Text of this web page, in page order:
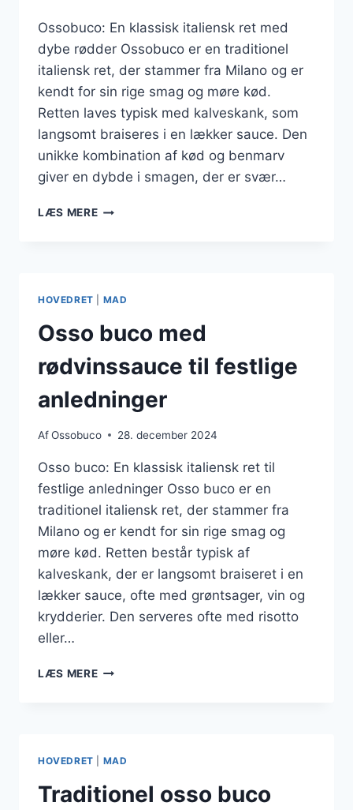
Ossobuco: En klassisk italiensk ret med
dybe rødder Ossobuco er en traditionel
italiensk ret, der stammer fra Milano og er
kendt for sin rige smag og møre kød.
Retten laves typisk med kalveskank, som
langsomt braiseres i en lækker sauce. Den
unikke kombination af kød og benmarv
giver en dybde i smagen, der er svær…
LÆS MEREOSSOBUCO
HOVEDRET MAD
Osso buco med
rødvinssauce til festlige
anledninger
AfOssobuco 28. december 2024
Osso buco: En klassisk italiensk ret til
festlige anledninger Osso buco er en
traditionel italiensk ret, der stammer fra
Milano og er kendt for sin rige smag og
møre kød. Retten består typisk af
kalveskank, der er langsomt braiseret i en
lækker sauce, ofte med grøntsager, vin og
krydderier. Den serveres ofte med risotto
eller…
LÆS MEREOSSO
FESTLIGE
ANLEDNINGER
HOVEDRET MAD
Traditionel osso buco